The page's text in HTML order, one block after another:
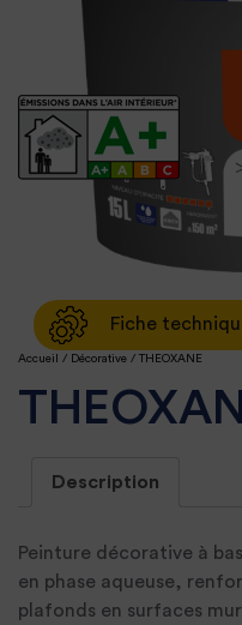
Fiche
Accueil / Décorative / THEOXANE
Description
Peinture décorative à
en phase aqueuse,
plafonds en surfaces